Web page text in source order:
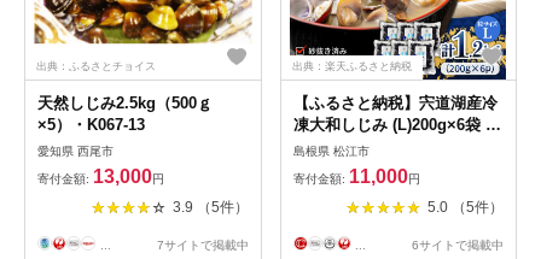
出典：ふるさとチョイス
天然しじみ2.5kg（500ｇ
×5）・K067-13
愛知県 西尾市
寄付金額: 13,000円
3.9 （5件）
... 7サイトで掲載中
出典：楽天ふるさと納税
【ふるさと納税】宍道湖産冷
凍大和しじみ (L)200g×6袋 島
根県松江市/平野缶詰有限会社
[ALBZ013]
島根県 松江市
寄付金額: 11,000円
5.0 （5件）
... 6サイトで掲載中